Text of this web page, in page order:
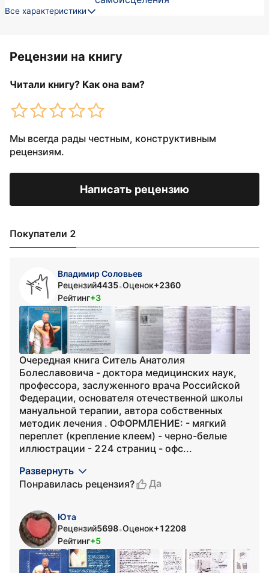
Все характеристики
Рецензии на книгу
Читали книгу? Как она вам?
Мы всегда рады честным, конструктивным
рецензиям.
Написать рецензию
Покупатели 2
Владимир Соловьев
Рецензий4435•Оценок+2360
Рейтинг+3
Очередная книга Ситель Анатолия
Болеславовича - доктора медицинских наук,
профессора, заслуженного врача Российской
Федерации, основателя отечественной школы
мануальной терапии, автора собственных
методик лечения . ОФОРМЛЕНИЕ: - мягкий
переплет (крепление клеем) - черно-белые
иллюстрации - 224 страниц - офс...
Развернуть
Понравилась рецензия?
Да
Юта
Рецензий5698•Оценок+12208
Рейтинг+5